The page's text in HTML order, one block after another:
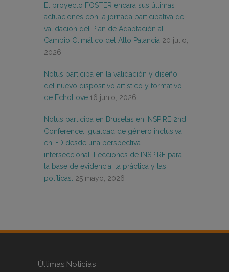
El proyecto FOSTER encara sus últimas
actuaciones con la jornada participativa de
validación del Plan de Adaptación al
Cambio Climático del Alto Palancia 20 julio,
2026
Notus participa en la validación y diseño
del nuevo dispositivo artístico y formativo
de EchoLove 16 junio, 2026
Notus participa en Bruselas en INSPIRE 2nd
Conference: Igualdad de género inclusiva
en I+D desde una perspectiva
interseccional. Lecciones de INSPIRE para
la base de evidencia, la práctica y las
políticas. 25 mayo, 2026
Últimas Noticias